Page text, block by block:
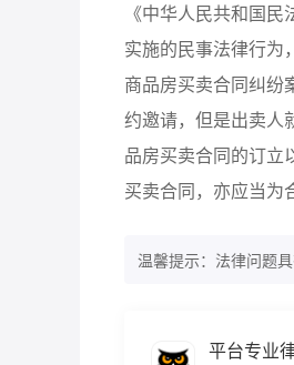
《中华人民共和国
实施的民事法律行为
商品房买卖合同纠纷
约邀请，但是出卖人
品房买卖合同的订立
买卖合同，亦应当为
温馨提示：法律问题
平台专业